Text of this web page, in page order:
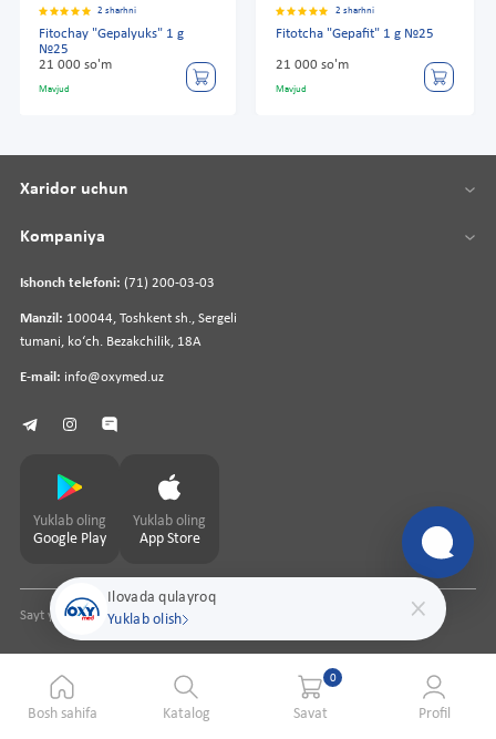
2 sharhni
Fitochay "Gepalyuks" 1 g
№25
21 000 so'm
Mavjud
2 sharhni
Fitotcha "Gepafit" 1 g №25
21 000 so'm
Mavjud
Ilovada qulayroq
Yuklab olish
Ishonch telefoni: (71) 200-03-03
Manzil: 100044, Toshkent sh., Sergeli
tumani, koʻch. Bezakchilik, 18A
E-mail: info@oxymed.uz
Xaridor uchun
Kompaniya
Yuklab oling
Google Play
Yuklab oling
App Store
Sayt yaratuvchipharmit.uz
Bosh sahifa Katalog
0
Savat Profil